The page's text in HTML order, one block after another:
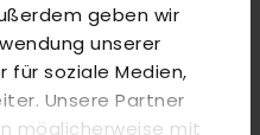
geben wir
unserer
für soziale Medien,
Unsere Partner
möglicherweise mit
Warenkorb hinzuzufügen
K white